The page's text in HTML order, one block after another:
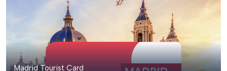
Madrid Tourist Card